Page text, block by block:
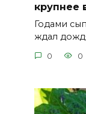
крупнее
Годами
ждал
0 0